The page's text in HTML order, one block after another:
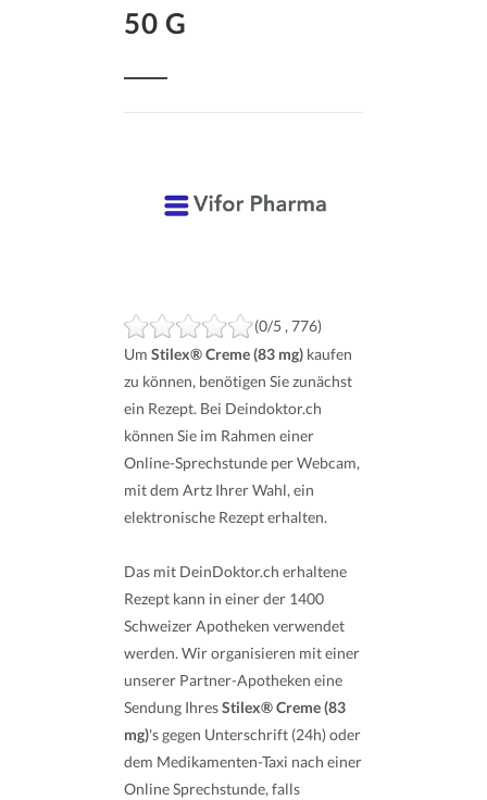
50 G
(0/5 , 776)
Um Stilex® Creme (83 mg) kaufen
zu können, benötigen Sie zunächst
ein Rezept. Bei Deindoktor.ch
können Sie im Rahmen einer
Online-Sprechstunde per Webcam,
mit dem Artz Ihrer Wahl, ein
elektronische Rezept erhalten.
Das mit DeinDoktor.ch erhaltene
Rezept kann in einer der 1400
Schweizer Apotheken verwendet
werden. Wir organisieren mit einer
unserer Partner-Apotheken eine
Sendung IhresStilex® Creme (83
mg)'s gegen Unterschrift (24h) oder
dem Medikamenten-Taxi nach einer
Online Sprechstunde, falls